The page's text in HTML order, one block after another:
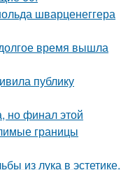
шварценеггера
время вышла
публику
но финал этой
границы
из лука в эстетике.